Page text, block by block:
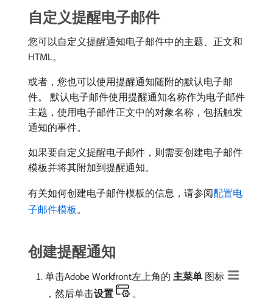
自定义提醒电子邮件
您可以自定义提醒通知电子邮件中的主题、正文和
HTML。
或者，您也可以使用提醒通知随附的默认电子邮
件。 默认电子邮件使用提醒通知名称作为电子邮件
主题，使用电子邮件正文中的对象名称，包括触发
通知的事件。
如果要自定义提醒电子邮件，则需要创建电子邮件
模板并将其附加到提醒通知。
有关如何创建电子邮件模板的信息，请参阅配置电
子邮件模板。
创建提醒通知
单击Adobe Workfront左上角的​ 主菜单 ​图标
，然后单击​设置 。